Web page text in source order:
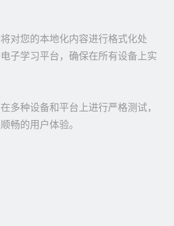
对您的本地化内容进行格式化处
子学习平台，确保在所有设备上实
多种设备和平台上进行严格测试，
畅的用户体验。